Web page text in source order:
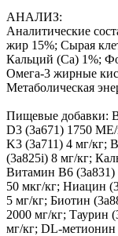
АНАЛИЗ:
Аналитические
жир 15%; Сырая
Кальций (Са) 1%;
Омега-3 жирные
Метаболическая
Пищевые добавки:
D3 (3а671) 1750
K3 (3a711) 4 мг/кг;
(3a825i) 8 мг/кг;
Витамин B6
50 мкг/кг; Ниацин
5 мг/кг; Биотин
2000 мг/кг; Таурин
мг/кг; DL-метионин